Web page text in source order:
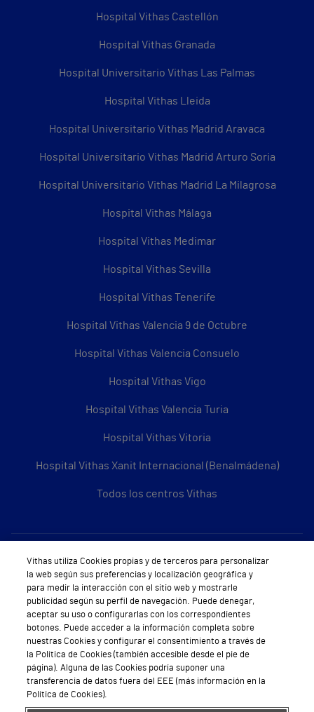
Hospital Vithas Castellón
Hospital Vithas Granada
Hospital Universitario Vithas Las Palmas
Hospital Vithas Lleida
Hospital Universitario Vithas Madrid Aravaca
Hospital Universitario Vithas Madrid Arturo Soria
Hospital Universitario Vithas Madrid La Milagrosa
Hospital Vithas Málaga
Hospital Vithas Medimar
Hospital Vithas Sevilla
Hospital Vithas Tenerife
Hospital Vithas Valencia 9 de Octubre
Hospital Vithas Valencia Consuelo
Hospital Vithas Vigo
Hospital Vithas Valencia Turia
Hospital Vithas Vitoria
Hospital Vithas Xanit Internacional (Benalmádena)
Todos los centros Vithas
Sobre Vithas
Quiénes somos
Trabajar en Vithas
Teléfono Cita Médica
Teléfono Atención al Cliente
Política de seguridad y salud en el trabajo
Vithas utiliza Cookies propias y de terceros para personalizar
la web según sus preferencias y localización geográfica y
para medir la interacción con el sitio web y mostrarle
publicidad según su perfil de navegación. Puede denegar,
aceptar su uso o configurarlas con los correspondientes
botones. Puede acceder a la información completa sobre
nuestras Cookies y configurar el consentimiento a través de
la Política de Cookies (también accesible desde el pie de
página). Alguna de las Cookies podría suponer una
transferencia de datos fuera del EEE (más información en la
Política de Cookies).